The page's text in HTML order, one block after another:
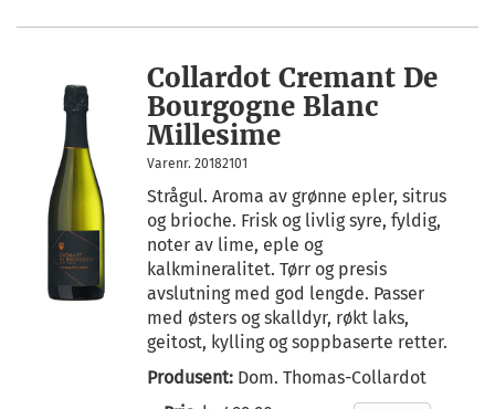
Collardot Cremant De
Bourgogne Blanc
Millesime
Varenr. 20182101
Strågul. Aroma av grønne epler, sitrus
og brioche. Frisk og livlig syre, fyldig,
noter av lime, eple og
kalkmineralitet. Tørr og presis
avslutning med god lengde. Passer
med østers og skalldyr, røkt laks,
geitost, kylling og soppbaserte retter.
Produsent: Dom. Thomas-Collardot